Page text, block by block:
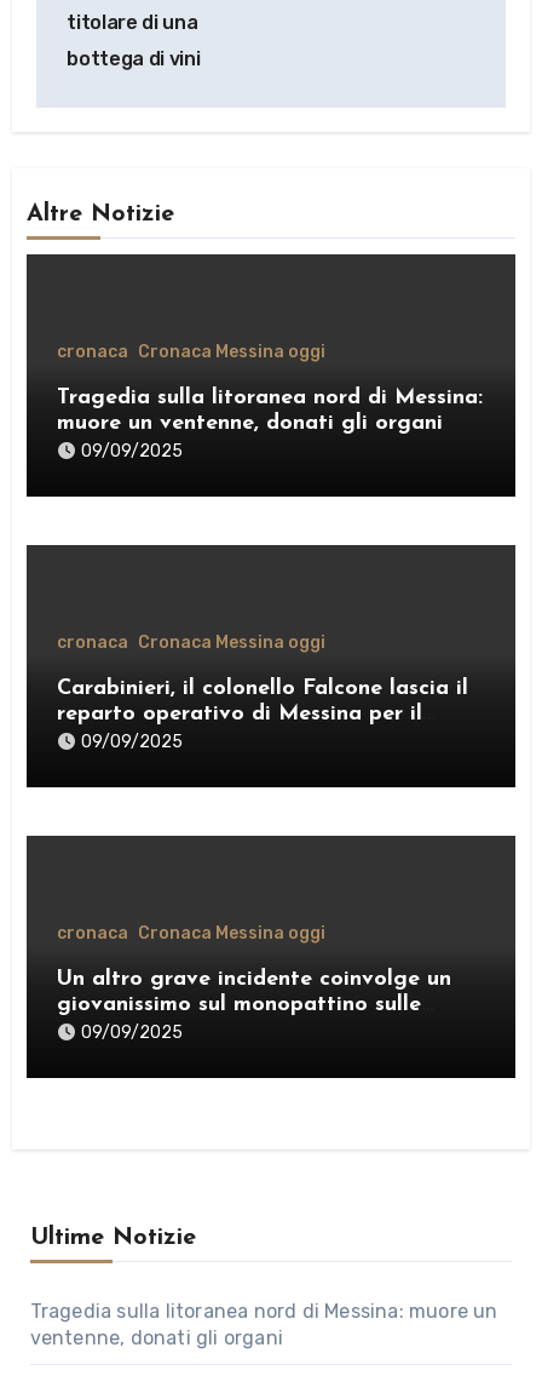
titolare di una
bottega di vini
Altre Notizie
cronaca Cronaca Messina oggi
Tragedia sulla litoranea nord di Messina:
muore un ventenne, donati gli organi
09/09/2025
cronaca Cronaca Messina oggi
Carabinieri, il colonello Falcone lascia il
reparto operativo di Messina per il
comando provinciale di Como
09/09/2025
cronaca Cronaca Messina oggi
Un altro grave incidente coinvolge un
giovanissimo sul monopattino sulle
strade di Messina
09/09/2025
Ultime Notizie
Tragedia sulla litoranea nord di Messina: muore un
ventenne, donati gli organi